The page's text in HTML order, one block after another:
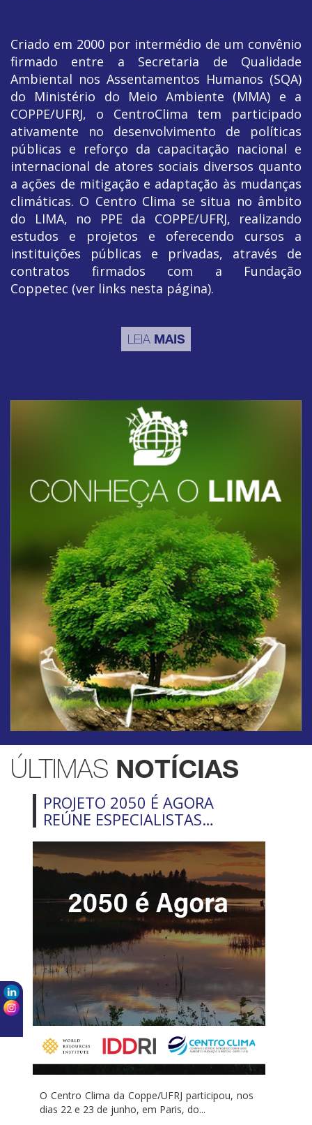
Criado em 2000 por intermédio de um convênio
firmado entre a Secretaria de Qualidade
Ambiental nos Assentamentos Humanos (SQA)
do Ministério do Meio Ambiente (MMA) e a
COPPE/UFRJ, o CentroClima tem participado
ativamente no desenvolvimento de políticas
públicas e reforço da capacitação nacional e
internacional de atores sociais diversos quanto
a ações de mitigação e adaptação às mudanças
climáticas. O Centro Clima se situa no âmbito
do LIMA, no PPE da COPPE/UFRJ, realizando
estudos e projetos e oferecendo cursos a
instituições públicas e privadas, através de
contratos firmados com a Fundação
Coppetec (ver links nesta página).
LEIA MAIS
ÚLTIMAS NOTÍCIAS
PROJETO 2050 É AGORA
REÚNE ESPECIALISTAS…
O Centro Clima da Coppe/UFRJ participou, nos
dias 22 e 23 de junho, em Paris, do...